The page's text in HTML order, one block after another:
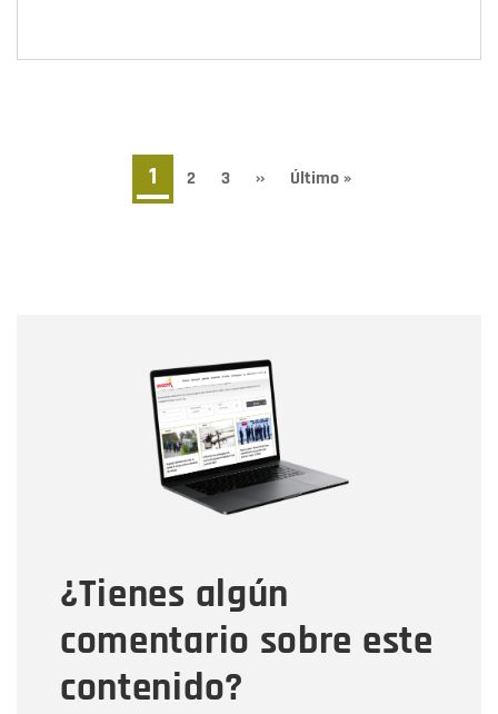
Página
actual
1 Page
2 Page
3
Siguiente
››
Última
Último »
¿Tienes algún
comentario sobre este
contenido?
Correo electrónico
Tipo de comentario
Mensaje